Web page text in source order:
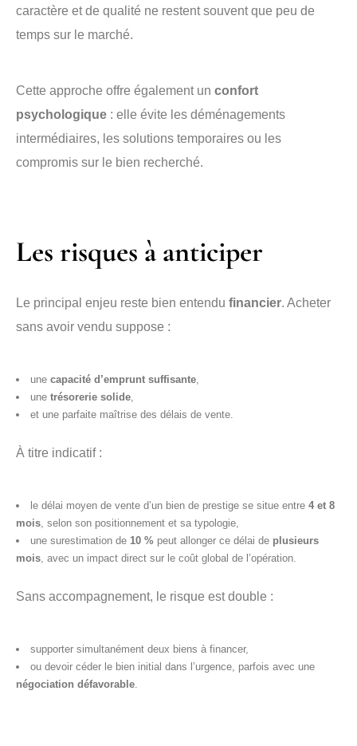
caractère et de qualité ne restent souvent que peu de
temps sur le marché.
Cette approche offre également un confort
psychologique : elle évite les déménagements
intermédiaires, les solutions temporaires ou les
compromis sur le bien recherché.
Les risques à anticiper
Le principal enjeu reste bien entendu financier. Acheter
sans avoir vendu suppose :
une capacité d’emprunt suffisante,
une trésorerie solide,
et une parfaite maîtrise des délais de vente.
À titre indicatif :
le délai moyen de vente d’un bien de prestige se situe entre 4 et 8
mois, selon son positionnement et sa typologie,
une surestimation de 10 % peut allonger ce délai de plusieurs
mois, avec un impact direct sur le coût global de l’opération.
Sans accompagnement, le risque est double :
supporter simultanément deux biens à financer,
ou devoir céder le bien initial dans l’urgence, parfois avec une
négociation défavorable.